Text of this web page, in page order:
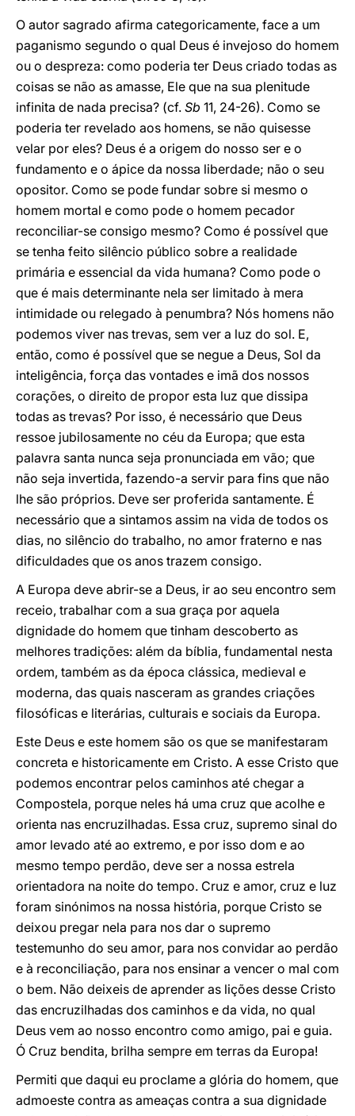
O autor sagrado afirma categoricamente, face a um
paganismo segundo o qual Deus é invejoso do homem
ou o despreza: como poderia ter Deus criado todas as
coisas se não as amasse, Ele que na sua plenitude
infinita de nada precisa? (cf. Sb 11, 24-26). Como se
poderia ter revelado aos homens, se não quisesse
velar por eles? Deus é a origem do nosso ser e o
fundamento e o ápice da nossa liberdade; não o seu
opositor. Como se pode fundar sobre si mesmo o
homem mortal e como pode o homem pecador
reconciliar-se consigo mesmo? Como é possível que
se tenha feito silêncio público sobre a realidade
primária e essencial da vida humana? Como pode o
que é mais determinante nela ser limitado à mera
intimidade ou relegado à penumbra? Nós homens não
podemos viver nas trevas, sem ver a luz do sol. E,
então, como é possível que se negue a Deus, Sol da
inteligência, força das vontades e imã dos nossos
corações, o direito de propor esta luz que dissipa
todas as trevas? Por isso, é necessário que Deus
ressoe jubilosamente no céu da Europa; que esta
palavra santa nunca seja pronunciada em vão; que
não seja invertida, fazendo-a servir para fins que não
lhe são próprios. Deve ser proferida santamente. É
necessário que a sintamos assim na vida de todos os
dias, no silêncio do trabalho, no amor fraterno e nas
dificuldades que os anos trazem consigo.
A Europa deve abrir-se a Deus, ir ao seu encontro sem
receio, trabalhar com a sua graça por aquela
dignidade do homem que tinham descoberto as
melhores tradições: além da bíblia, fundamental nesta
ordem, também as da época clássica, medieval e
moderna, das quais nasceram as grandes criações
filosóficas e literárias, culturais e sociais da Europa.
Este Deus e este homem são os que se manifestaram
concreta e historicamente em Cristo. A esse Cristo que
podemos encontrar pelos caminhos até chegar a
Compostela, porque neles há uma cruz que acolhe e
orienta nas encruzilhadas. Essa cruz, supremo sinal do
amor levado até ao extremo, e por isso dom e ao
mesmo tempo perdão, deve ser a nossa estrela
orientadora na noite do tempo. Cruz e amor, cruz e luz
foram sinónimos na nossa história, porque Cristo se
deixou pregar nela para nos dar o supremo
testemunho do seu amor, para nos convidar ao perdão
e à reconciliação, para nos ensinar a vencer o mal com
o bem. Não deixeis de aprender as lições desse Cristo
das encruzilhadas dos caminhos e da vida, no qual
Deus vem ao nosso encontro como amigo, pai e guia.
Ó Cruz bendita, brilha sempre em terras da Europa!
Permiti que daqui eu proclame a glória do homem, que
admoeste contra as ameaças contra a sua dignidade